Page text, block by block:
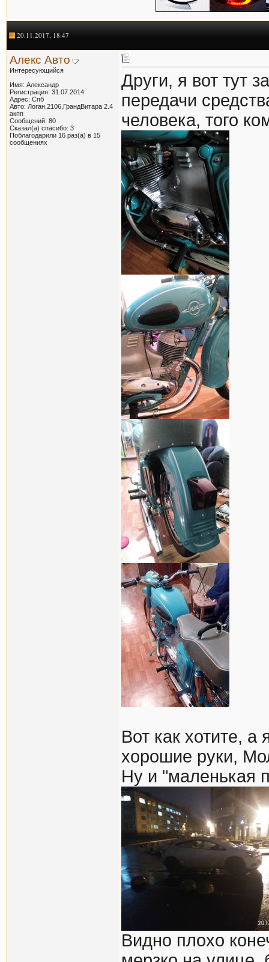
20.11.2017, 18:47
Алекс Авто
Интересующийся
Имя: Александр
Регистрация: 31.07.2014
Адрес: Спб
Авто: Логан,2106,ГрандВитара 2.4
акпп
Сообщений: 80
Сказал(а) спасибо: 3
Поблагодарили 16 раз(а) в 15
сообщениях
Други, я вот тут
передачи
человека, того
Вот как хотите, а
хорошие руки,
Ну и "маленькая
Видно плохо